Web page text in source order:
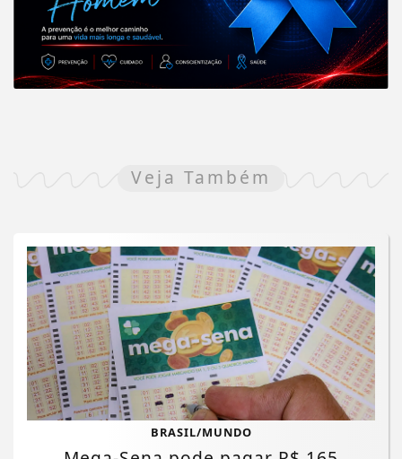
Veja Também
BRASIL/MUNDO